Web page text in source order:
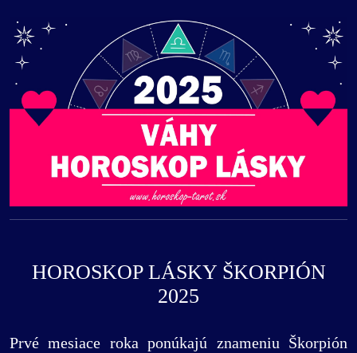
HOROSKOP LÁSKY ŠKORPIÓN
2025
Prvé mesiace roka ponúkajú znameniu Škorpión